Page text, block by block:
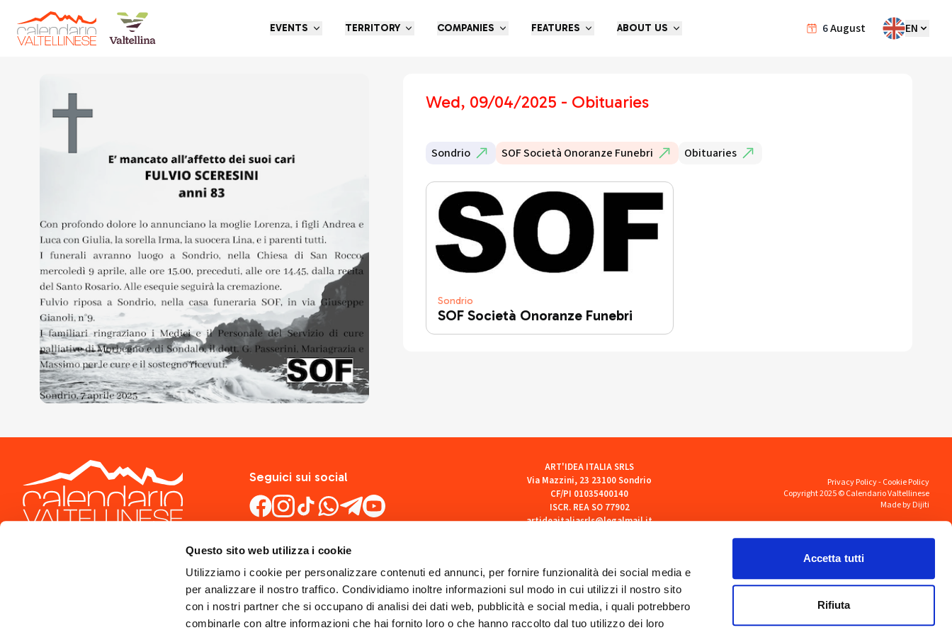
Questo sito web utilizza i cookie
Utilizziamo i cookie per personalizzare contenuti ed annunci, per fornire funzionalità dei social media e
per analizzare il nostro traffico. Condividiamo inoltre informazioni sul modo in cui utilizzi il nostro sito
con i nostri partner che si occupano di analisi dei dati web, pubblicità e social media, i quali potrebbero
combinarle con altre informazioni che hai fornito loro o che hanno raccolto dal tuo utilizzo dei loro
Accetta tutti
Rifiuta
6August EN
EVENTS TERRITORY COMPANIES FEATURES ABOUT US
Go back
Wed, 09/04/2025 - Obituaries
Sondrio SOF Società Onoranze Funebri Obituaries
Sondrio
SOF Società Onoranze Funebri
Seguici sui social
ART'IDEA ITALIA SRLS
Via Mazzini, 23 23100 Sondrio
CF/PI 01035400140
ISCR. REA SO 77902
artideaitaliasrls@legalmail.it
Privacy Policy-Cookie Policy
Copyright 2025 © Calendario Valtellinese
Made by Dijiti